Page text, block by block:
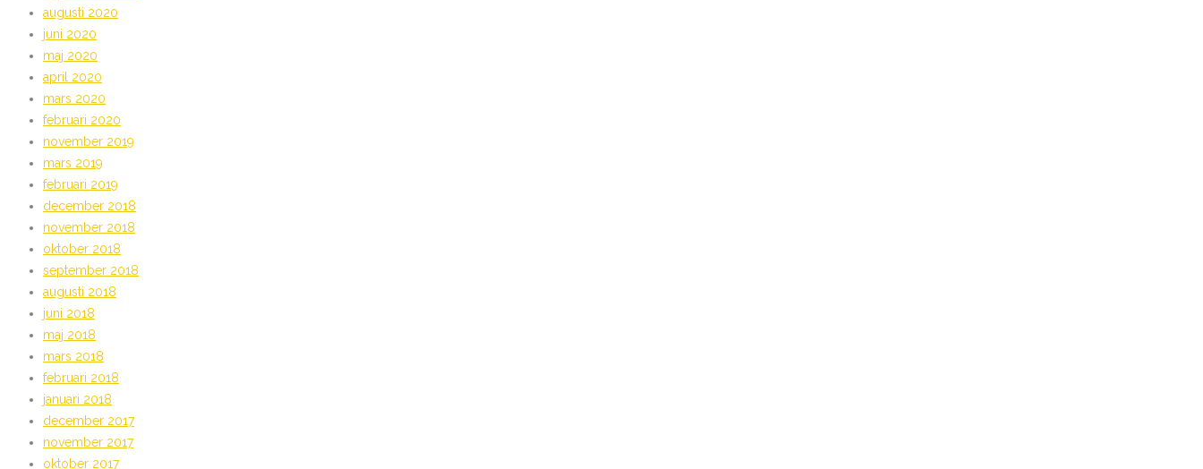
augusti 2020
juni 2020
maj 2020
april 2020
mars 2020
februari 2020
november 2019
mars 2019
februari 2019
december 2018
november 2018
oktober 2018
september 2018
augusti 2018
juni 2018
maj 2018
mars 2018
februari 2018
januari 2018
december 2017
november 2017
oktober 2017